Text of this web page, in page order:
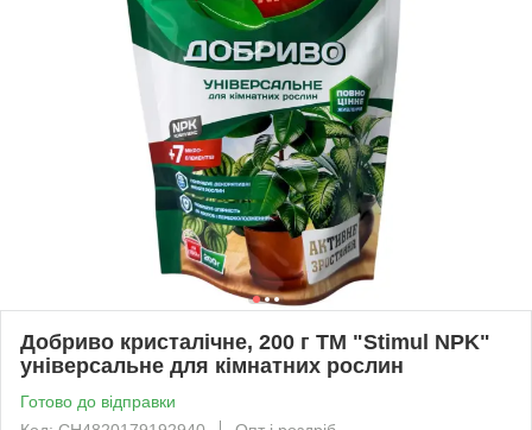
Добриво кристалічне, 200 г ТМ "Stimul NPK"
універсальне для кімнатних рослин
Готово до відправки